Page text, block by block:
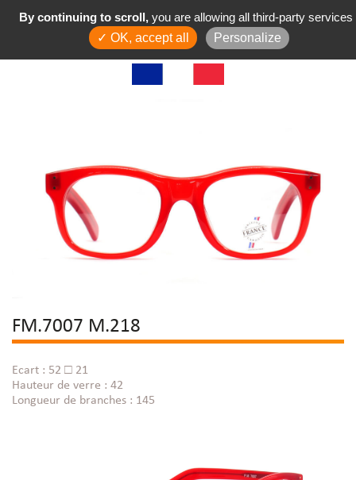
FM.7007 M.218
Ecart : 52 □ 21
Hauteur de verre : 42
Longueur de branches : 145
By continuing to scroll, you are allowing all third-party services
✓ OK, accept all
Personalize